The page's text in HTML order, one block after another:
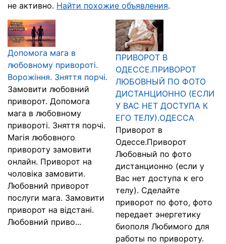
не активно. Найти похожие объявления.
Допомога мага в
любовному привороті.
Ворожіння. Зняття порчі.
Замовити любовний
приворот. Допомога
мага в любовному
привороті. Зняття порчі.
Магія любовного
привороту замовити
онлайн. Приворот на
чоловіка замовити.
Любовний приворот
послуги мага. Замовити
приворот на відстані.
Любовний приво...
ПРИВОРОТ В
ОДЕССЕ.ПРИВОРОТ
ЛЮБОВНЫЙ ПО ФОТО
ДИСТАНЦИОННО (ЕСЛИ
У ВАС НЕТ ДОСТУПА К
ЕГО ТЕЛУ).ОДЕССА
Приворот в
Одессе.Приворот
Любовный по фото
дистанционно (если у
Вас нет доступа к его
телу). Сделайте
приворот по фото, фото
передает энергетику
биополя Любимого для
работы по привороту.